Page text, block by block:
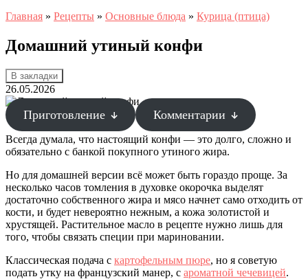
Главная » Рецепты » Основные блюда » Курица (птица)
Домашний утиный конфи
В закладки
26.05.2026
Приготовление Комментарии
Всегда думала, что настоящий конфи — это долго, сложно и
обязательно с банкой покупного утиного жира.
Но для домашней версии всё может быть гораздо проще. За
несколько часов томления в духовке окорочка выделят
достаточно собственного жира и мясо начнет само отходить от
кости, и будет невероятно нежным, а кожа золотистой и
хрустящей. Растительное масло в рецепте нужно лишь для
того, чтобы связать специи при мариновании.
Классическая подача с картофельным пюре, но я советую
подать утку на французский манер, с ароматной чечевицей.